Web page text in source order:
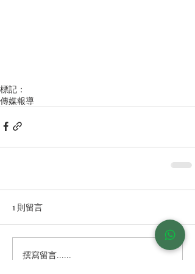
標記：
傳媒報導
1 則留言
撰寫留言......